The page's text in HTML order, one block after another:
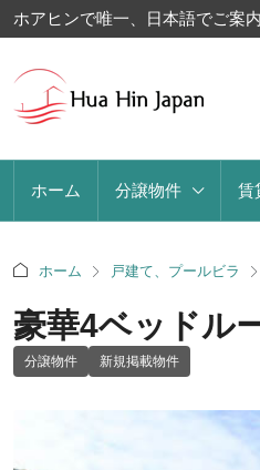
ホアヒンで唯一、日本語でご案
ホーム 分譲物件 賃
ホーム 戸建て、プールビラ
豪華4ベッドル
分譲物件 新規掲載物件